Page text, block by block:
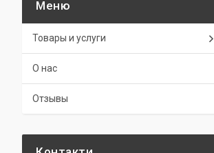
Товары и услуги
О нас
Отзывы